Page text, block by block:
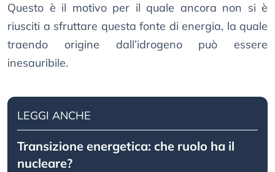
Questo è il motivo per il quale ancora non si è
riusciti a sfruttare questa fonte di energia, la quale
traendo origine dall’idrogeno può essere
inesauribile.
LEGGI ANCHE
Transizione energetica: che ruolo ha il
nucleare?